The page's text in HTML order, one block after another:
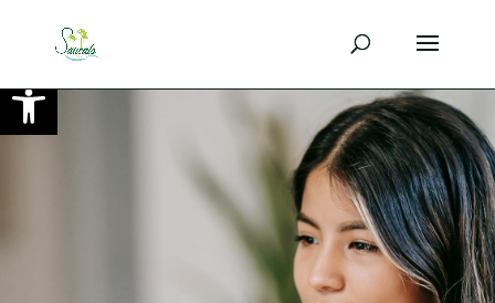
Ouvrir la barre d’outils